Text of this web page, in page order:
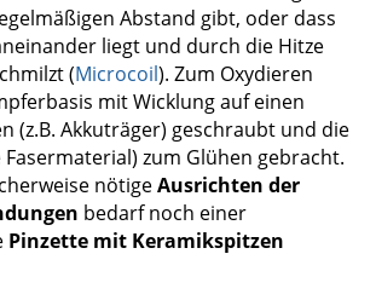
Abstand gibt, oder dass
liegt und durch die Hitze
(Microcoil). Zum Oxydieren
mit Wicklung auf einen
(z.B. Akkuträger) geschraubt und die
zum Glühen gebracht.
nötigeAusrichten der
bedarf noch einer
Pinzette mit Keramikspitzen